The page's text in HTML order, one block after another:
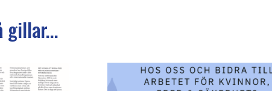
gillar...